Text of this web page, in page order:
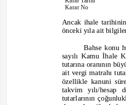
Karar No
Ancak ihale
önceki yıla ait
Bahse konu
sayılı Kamu İhale
tutarına oranının
ait vergi matrahı
özellikle kanuni
takvim yılı/hesap
tutarlarının